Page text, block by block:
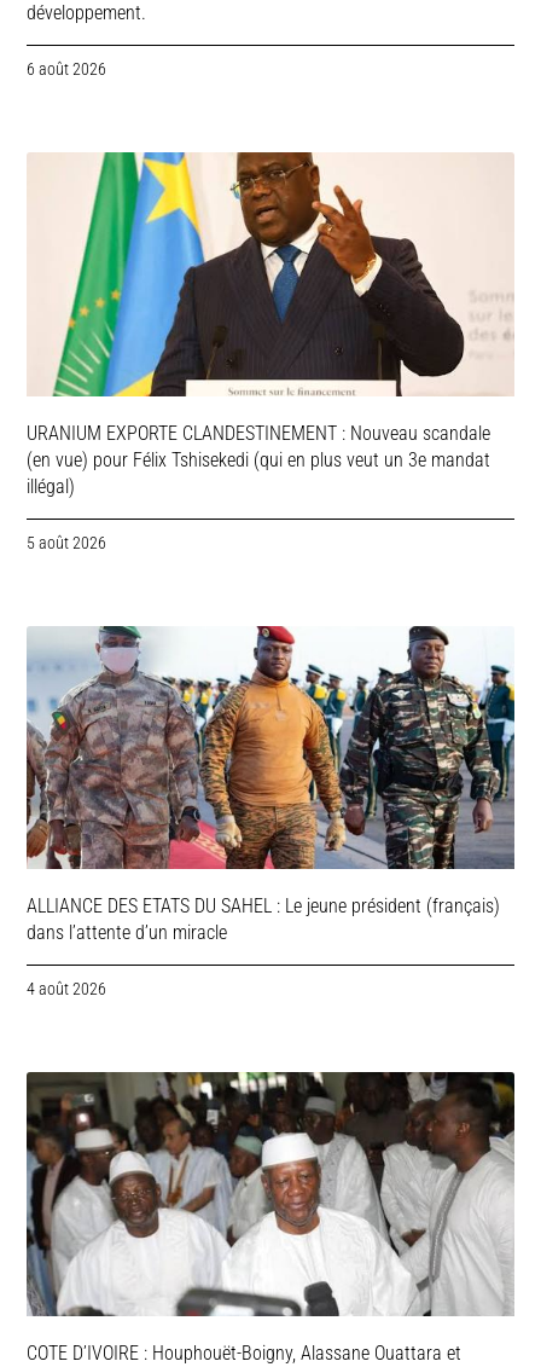
développement.
6 août 2026
URANIUM EXPORTE CLANDESTINEMENT : Nouveau scandale
(en vue) pour Félix Tshisekedi (qui en plus veut un 3e mandat
illégal)
5 août 2026
ALLIANCE DES ETATS DU SAHEL : Le jeune président (français)
dans l’attente d’un miracle
4 août 2026
COTE D’IVOIRE : Houphouët-Boigny, Alassane Ouattara et